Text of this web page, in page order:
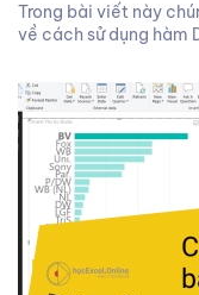
Trong bài viết này
về cách sử dụng hàm